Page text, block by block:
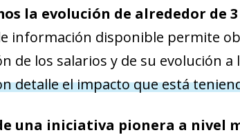
la evolución de alrededor de
información disponible permite
de los salarios y de su evolución
detalle el impacto que está
una iniciativa pionera a nivel